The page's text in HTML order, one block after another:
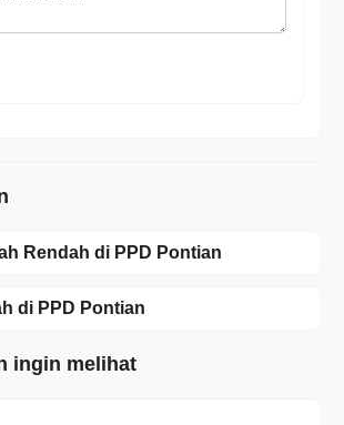
Rendah di PPD Pontian
di PPD Pontian
ingin melihat